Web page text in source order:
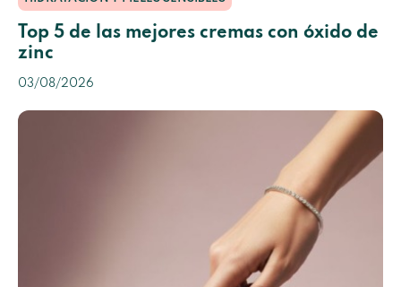
Top 5 de las mejores cremas con óxido de
zinc
03/08/2026